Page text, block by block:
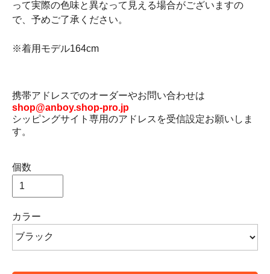
って実際の色味と異なって見える場合がございますの
で、予めご了承ください。
※着用モデル164cm
携帯アドレスでのオーダーやお問い合わせは
shop@anboy.shop-pro.jp
シッピングサイト専用のアドレスを受信設定お願いしま
す。
個数
カラー